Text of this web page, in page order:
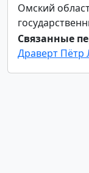
Омский
Связанные
Драверт Пётр